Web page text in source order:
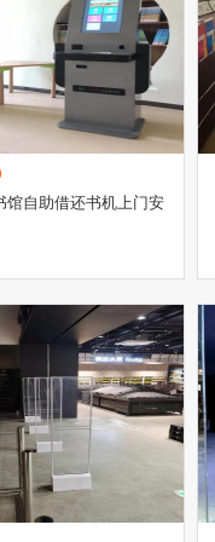
馆自助借还书机上门安